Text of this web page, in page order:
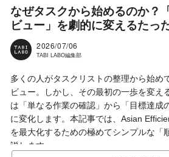
なぜタスクから始めるのか？
ビュー」を劇的に変えるたっ
2026/07/06
TABI LABO編集部
多くの人がタスクリストの整理から始め
ビュー。しかし、その最初の一歩を変え
は「単なる作業の確認」から「目標達成
に変化します。本記事では、Asian
を最大化するための極めてシンプルな「
説します。